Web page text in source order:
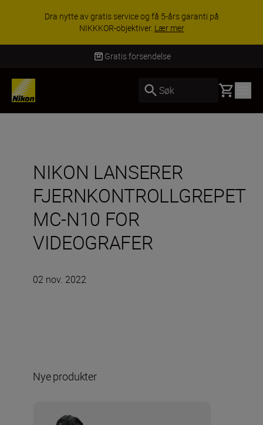
Dra nytte av gratis service og få 5-års garanti på
NIKKKOR-objektiver. Lær mer
Gratis forsendelse
Søk Basket
NIKON LANSERER
FJERNKONTROLLGREPET
MC-N10 FOR
VIDEOGRAFER
02 nov. 2022
Nye produkter